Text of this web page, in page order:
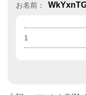
お名前：
1